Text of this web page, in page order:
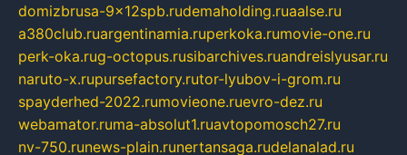
domizbrusa-9x12spb.rudemaholding.ruaalse.ru
a380club.ruargentinamia.ruperkoka.rumovie-one.ru
perk-oka.rug-octopus.rusibarchives.ruandreislyusar.ru
naruto-x.rupursefactory.rutor-lyubov-i-grom.ru
spayderhed-2022.rumovieone.ruevro-dez.ru
webamator.ruma-absolut1.ruavtopomosch27.ru
nv-750.runews-plain.runertansaga.rudelanalad.ru